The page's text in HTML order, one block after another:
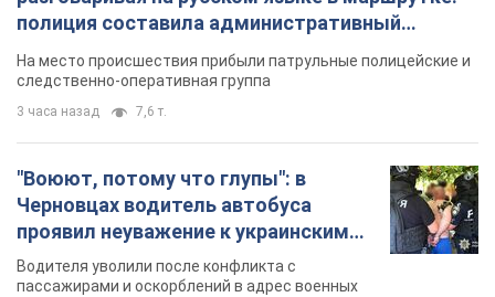
полиция составила административный
протокол. Видео
На место происшествия прибыли патрульные полицейские и
следственно-оперативная группа
3 часа назад 7,6 т.
"Воюют, потому что глупы": в
Черновцах водитель автобуса
проявил неуважение к украинским
военным и поплатился за это.
Видео
Водителя уволили после конфликта с
пассажирами и оскорблений в адрес военных